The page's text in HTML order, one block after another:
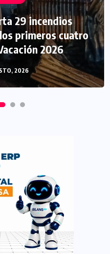
29 incendios
primeros cuatro
2026
2026